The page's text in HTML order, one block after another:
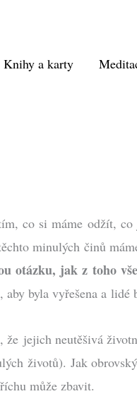
Knihy a karty
co si máme odžít,
minulých činů
otázku, jak z toho
byla vyřešena a lidé
jejich neutěšivá
životů). Jak
může zbavit.